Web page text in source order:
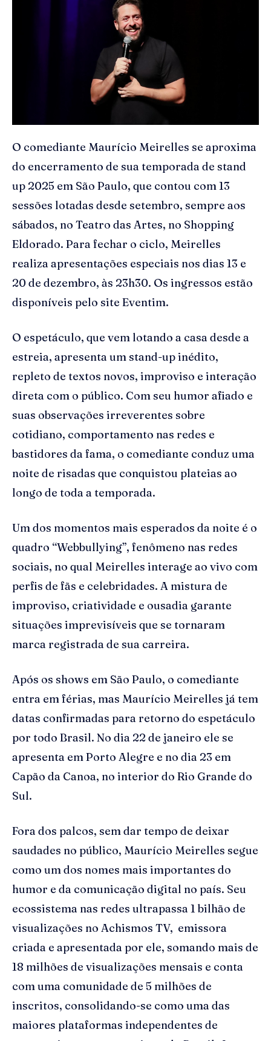
O comediante Maurício Meirelles se aproxima
do encerramento de sua temporada de stand
up 2025 em São Paulo, que contou com 13
sessões lotadas desde setembro, sempre aos
sábados, no Teatro das Artes, no Shopping
Eldorado. Para fechar o ciclo, Meirelles
realiza apresentações especiais nos dias 13 e
20 de dezembro, às 23h30. Os ingressos estão
disponíveis pelo site Eventim.
O espetáculo, que vem lotando a casa desde a
estreia, apresenta um stand-up inédito,
repleto de textos novos, improviso e interação
direta com o público. Com seu humor afiado e
suas observações irreverentes sobre
cotidiano, comportamento nas redes e
bastidores da fama, o comediante conduz uma
noite de risadas que conquistou plateias ao
longo de toda a temporada.
Um dos momentos mais esperados da noite é o
quadro “Webbullying”, fenômeno nas redes
sociais, no qual Meirelles interage ao vivo com
perfis de fãs e celebridades. A mistura de
improviso, criatividade e ousadia garante
situações imprevisíveis que se tornaram
marca registrada de sua carreira.
Após os shows em São Paulo, o comediante
entra em férias, mas Maurício Meirelles já tem
datas confirmadas para retorno do espetáculo
por todo Brasil. No dia 22 de janeiro ele se
apresenta em Porto Alegre e no dia 23 em
Capão da Canoa, no interior do Rio Grande do
Sul.
Fora dos palcos, sem dar tempo de deixar
saudades no público, Maurício Meirelles segue
como um dos nomes mais importantes do
humor e da comunicação digital no país. Seu
ecossistema nas redes ultrapassa 1 bilhão de
visualizações no Achismos TV, emissora
criada e apresentada por ele, somando mais de
18 milhões de visualizações mensais e conta
com uma comunidade de 5 milhões de
inscritos, consolidando-se como uma das
maiores plataformas independentes de